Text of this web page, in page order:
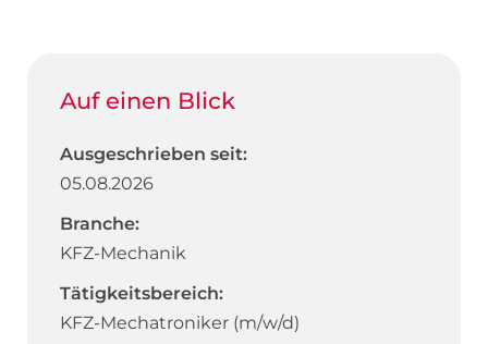
Auf einen Blick
Ausgeschrieben seit:
05.08.2026
Branche:
KFZ-Mechanik
Tätigkeitsbereich:
KFZ-Mechatroniker (m/w/d)